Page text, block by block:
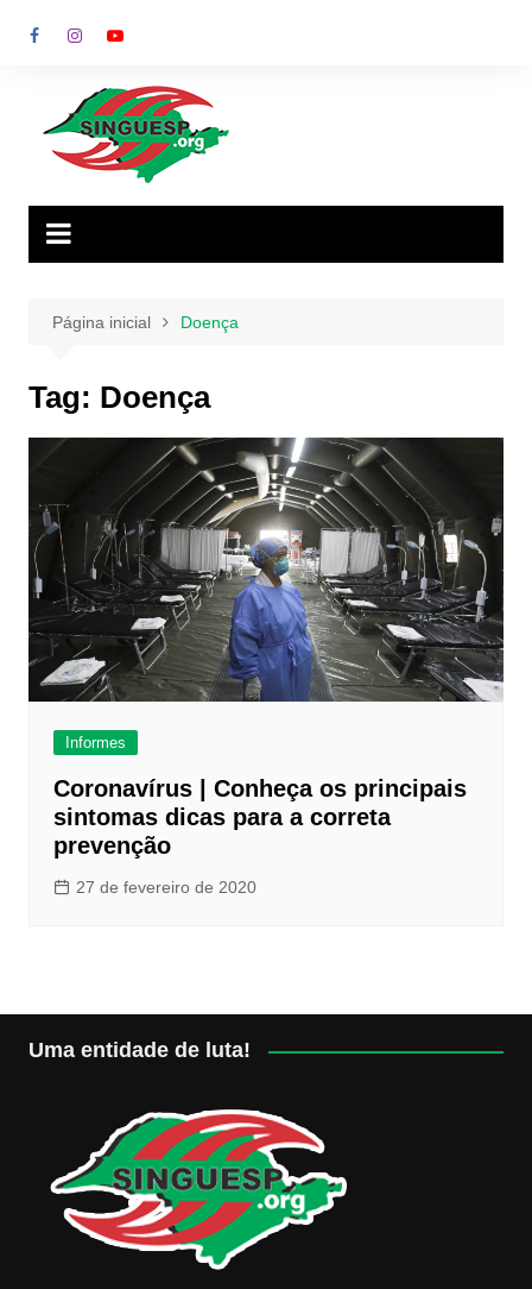
para
Página inicial Doença
Tag: Doença
Informes
Coronavírus | Conheça os principais
sintomas dicas para a correta
prevenção
27 de fevereiro de 2020
Uma entidade de luta!